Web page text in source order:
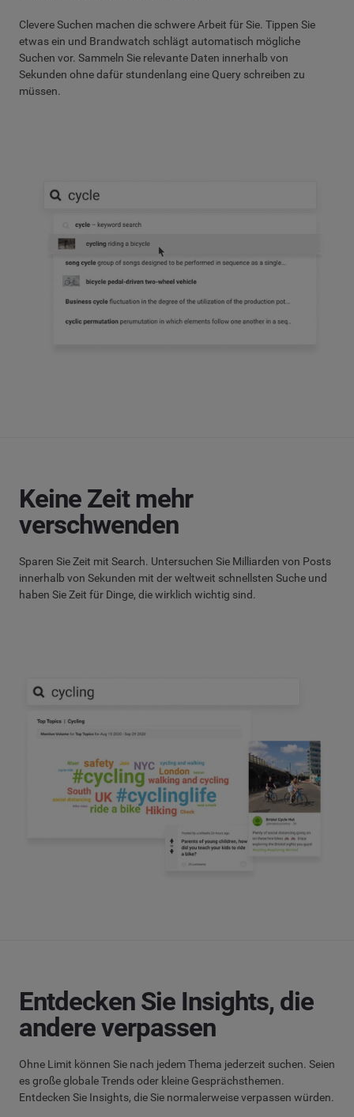
Clevere Suchen machen die schwere Arbeit für Sie. Tippen Sie
etwas ein und Brandwatch schlägt automatisch mögliche
Suchen vor. Sammeln Sie relevante Daten innerhalb von
Sekunden ohne dafür stundenlang eine Query schreiben zu
müssen.
Keine Zeit mehr
verschwenden
Sparen Sie Zeit mit Search. Untersuchen Sie Milliarden von Posts
innerhalb von Sekunden mit der weltweit schnellsten Suche und
haben Sie Zeit für Dinge, die wirklich wichtig sind.
Entdecken Sie Insights, die
andere verpassen
Ohne Limit können Sie nach jedem Thema jederzeit suchen. Seien
es große globale Trends oder kleine Gesprächsthemen.
Entdecken Sie Insights, die Sie normalerweise verpassen würden.